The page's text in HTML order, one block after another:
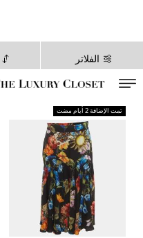
الفلاتر
تمت الإضافة 2 أيام مضت